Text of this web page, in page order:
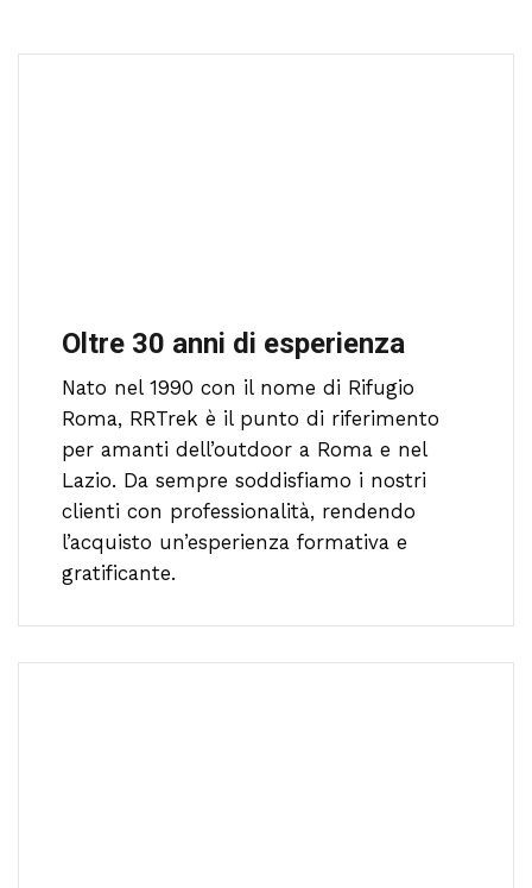
Oltre 30 anni di esperienza
Nato nel 1990 con il nome di Rifugio
Roma, RRTrek è il punto di riferimento
per amanti dell’outdoor a Roma e nel
Lazio. Da sempre soddisfiamo i nostri
clienti con professionalità, rendendo
l’acquisto un’esperienza formativa e
gratificante.